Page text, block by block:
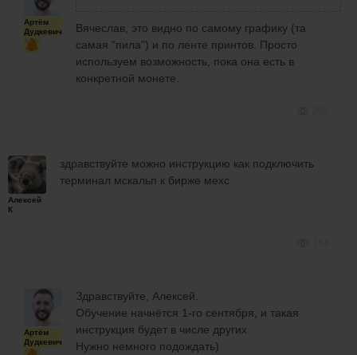
Артём
Дудкевич
Вячеслав, это видно по самому графику (та
самая "пила") и по ленте принтов. Просто
используем возможность, пока она есть в
конкретной монете.
Алексей
К
здравствуйте можно инструкцию как подключить
терминал мскальп к бирже мехс
Артём
Дудкевич
Здравствуйте, Алексей.
Обучение начнётся 1-го сентября, и такая
инструкция будет в числе других.
Нужно немного подождать)